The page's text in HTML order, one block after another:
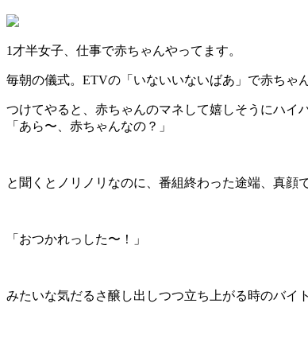
1才半女子、仕事で赤ちゃんやってます。
毎朝の儀式。ETVの「いないいないばあ」で赤ちゃ
つけてやると、赤ちゃんのマネして嬉しそうにハイ
「あら〜、赤ちゃんなの？」
と聞くとノリノリなのに、番組終わった途端、真顔
「おつかれっした〜！」
みたいな気だるさ醸し出しつつ立ち上がる時のバイ